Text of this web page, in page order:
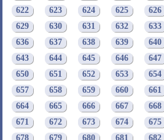
622
623 624 625 626
629
630 631 632 633
636
637 638 639 640
643
644 645 646 647
650
651 652 653 654
657
658 659 660 661
664
665 666 667 668
671
672 673 674 675
678
679 680 681 682